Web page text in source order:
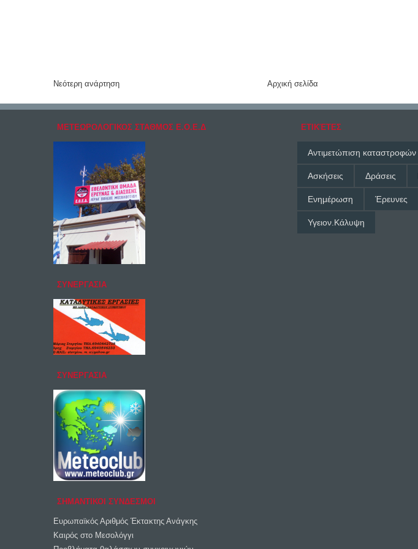
Νεότερη ανάρτηση Αρχική σελίδα
ΜΕΤΕΩΡΟΛΟΓΙΚΟΣ ΣΤΑΘΜΟΣ Ε.Ο.Ε.Δ
ΣΥΝΕΡΓΑΣΙΑ
ΣΥΝΕΡΓΑΣΙΑ
ΣΗΜΑΝΤΙΚΟΙ ΣΥΝΔΕΣΜΟΙ
Ευρωπαϊκός Αριθμός Έκτακτης Ανάγκης
Καιρός στο Μεσολόγγι
ΕΤΙΚΈΤΕΣ
Αντιμετώπιση καταστροφών
Ασκήσεις Δράσεις
Ενημέρωση Έρευνες
Υγειον.Κάλυψη